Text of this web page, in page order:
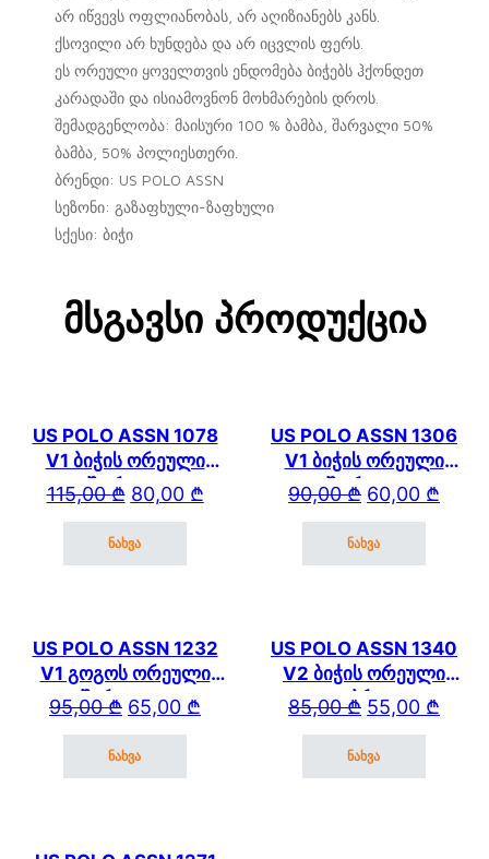
არ იწვევს ოფლიანობას, არ აღიზიანებს კანს.
ქსოვილი არ ხუნდება და არ იცვლის ფერს.
ეს ორეული ყოველთვის ენდომება ბიჭებს ჰქონდეთ
კარადაში და ისიამოვნონ მოხმარების დროს.
შემადგენლობა: მაისური 100 % ბამბა, შარვალი 50%
ბამბა, 50% პოლიესთერი.
ბრენდი: US POLO ASSN
სეზონი: გაზაფხული-ზაფხული
სქესი: ბიჭი
Მსგავსი Პროდუქცია
US POLO ASSN 1078
V1 ბიჭის ორეული
შორტით
115,00₾Original price was: 115,00 ₾.
80,00 ₾
Current price is: 80,00 ₾.
ნახვა
US POLO ASSN 1306
V1 ბიჭის ორეული
შორტით
90,00₾ Original price
60,00 ₾
Current price is:
ნახვა
US POLO ASSN 1232
V1 გოგოს ორეული
შარვლით
95,00₾ Original price was: 95,00 ₾.
65,00 ₾
Current price is: 65,00 ₾.
ნახვა
US POLO ASSN 1340
V2 ბიჭის ორეული
კაპრით
85,00₾ Original price
55,00 ₾
Current price is:
ნახვა